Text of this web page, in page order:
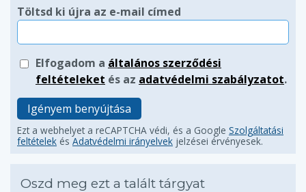
Töltsd ki újra az e-mail címed
Elfogadom a általános szerződési
feltételeket és az adatvédelmi szabályzatot.
Igényem benyújtása
Ezt a webhelyet a reCAPTCHA védi, és a Google Szolgáltatási
feltételek ésAdatvédelmi irányelvek jelzései érvényesek.
Oszd meg ezt a talált tárgyat